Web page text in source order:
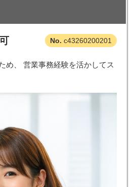
c43260200201
め、 営業事務経験を活かしてス